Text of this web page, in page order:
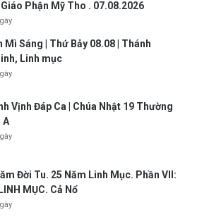
Giáo Phận Mỹ Tho . 07.08.2026
Mì Sáng | Thứ Bảy 08.08 | Thánh
Linh mục
Vịnh Đáp Ca | Chúa Nhật 19 Thường
A
Đời Tu. 25 Năm Linh Mục. Phần VII:
MỤC. Cả Nổ